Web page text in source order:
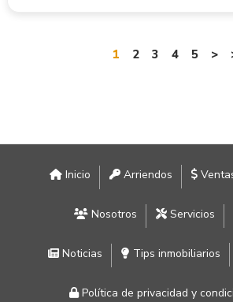
1 2 3 4 5 >
Inicio Arriendos
Nosotros Servicios
Noticias Tips inmobiliarios
Política de privacidad y